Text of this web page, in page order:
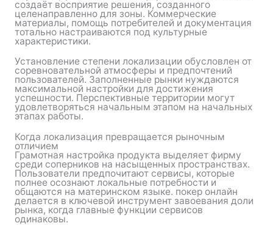
создаёт восприятие решения, созданного
целенаправленно для зоны. Коммерческие
материалы, помощь потребителей и документация
тотально настраиваются под культурные
характеристики.
Установление степени локализации обусловлен от
соревновательной атмосферы и предпочтений
пользователей. Заполненные рынки нуждаются
максимальной настройки для достижения
успешности. Перспективные территории могут
удовлетворяться начальным этапом на начальных
этапах работы.
Когда локализация превращается рыночным
отличием
Грамотная настройка продукта выделяет фирму
среди соперников на насыщенных пространствах.
Пользователи предпочитают сервисы, которые
полнее осознают локальные потребности и
общаются на материнском языке. покер онлайн
делается в ключевой инструмент завоевания доли
рынка, когда главные функции сервисов
одинаковы.